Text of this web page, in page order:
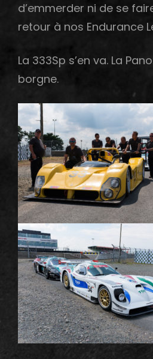
d’emmerder ni de se
retour à nos Endurance
La 333Sp s’en va. La
borgne.